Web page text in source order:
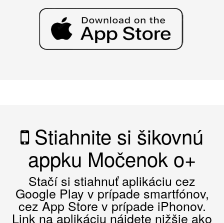
Stiahnite si šikovnú
appku Močenok o+
Stačí si stiahnuť aplikáciu cez
Google Play v prípade smartfónov,
cez App Store v prípade iPhonov.
Link na aplikáciu nájdete nižšie ako